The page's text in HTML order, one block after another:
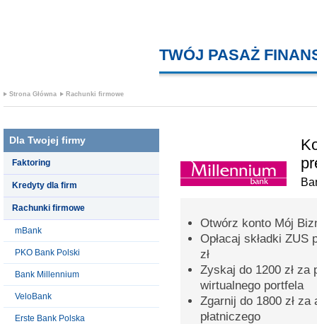
TWÓJ PASAŻ
Strona Główna Rachunki firmowe
Dla Twojej firmy
Faktoring
Kredyty dla firm
Rachunki firmowe
mBank
PKO Bank Polski
Bank Millennium
VeloBank
Erste Bank Polska
Otwórz konto Mój
Opłacaj składki
zł
Zyskaj do 1200 zł za
wirtualnego portfela
Zgarnij do 1800 zł
płatniczego